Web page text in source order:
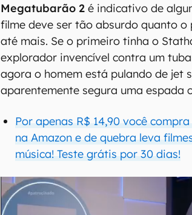
Megatubarão 2 é indicativo de
filme deve ser tão absurdo quanto o
até mais. Se o primeiro tinha o
explorador invencível contra um
agora o homem está pulando de jet
aparentemente segura uma espada
Por apenas R$ 14,90 você
na Amazon e de quebra leva
música! Teste grátis por 30 dias!